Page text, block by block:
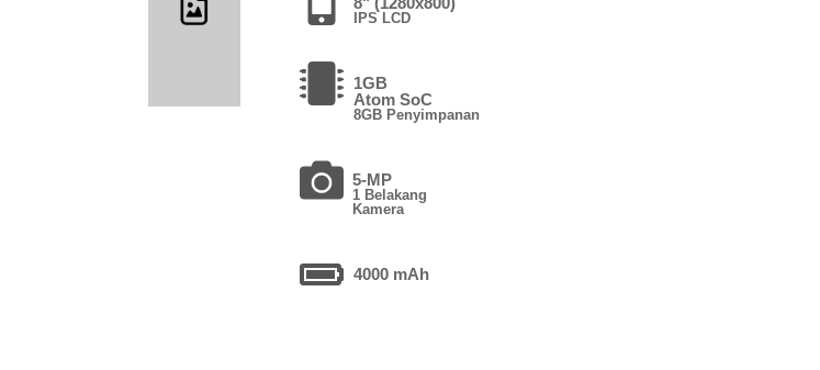
IPS LCD
1GB
Atom SoC
8GB Penyimpanan
5-MP
1 Belakang
Kamera
4000 mAh